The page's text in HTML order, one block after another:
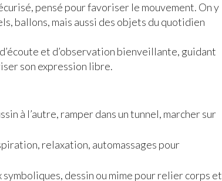
pensé pour favoriser le mouvement. On y
ballons, mais aussi des objets du quotidien
et d’observation bienveillante, guidant
son expression libre.
à l’autre, ramper dans un tunnel, marcher sur
relaxation, automassages pour
symboliques, dessin ou mime pour relier corps et